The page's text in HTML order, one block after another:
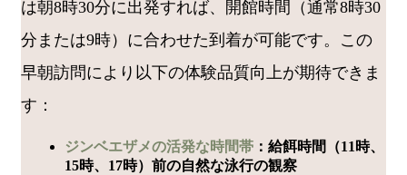
は朝8時30分に出発すれば、開館時間（通常8時30
分または9時）に合わせた到着が可能です。この
早朝訪問により以下の体験品質向上が期待できま
す：
ジンベエザメの活発な時間帯 ：給餌時間（11時、
15時、17時）前の自然な泳行の観察